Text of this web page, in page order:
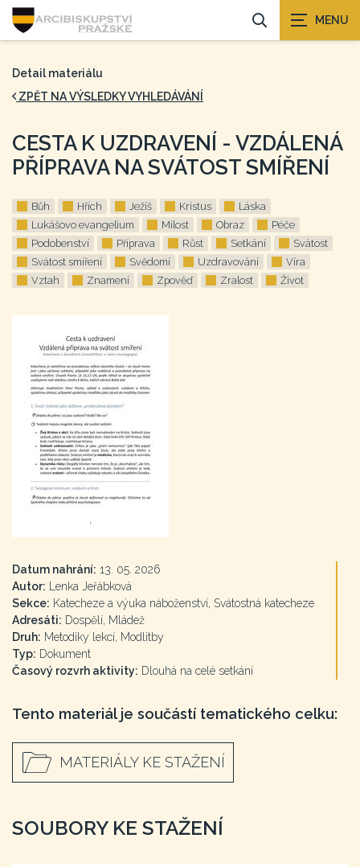
Detail materiálu
ZPĚT NA VÝSLEDKY VYHLEDÁVÁNÍ
CESTA K UZDRAVENÍ - VZDÁLENÁ
PŘÍPRAVA NA SVÁTOST SMÍŘENÍ
Bůh Hřích Ježíš Kristus
Láska
Lukášovo evangelium
Milost Obraz
Péče
Podobenství
Příprava Růst Setkání
Svátost
Svátost smíření
Svědomí Uzdravování
Víra
Vztah
Znamení Zpověď Zralost Život
Datum nahrání: 13. 05. 2026
Autor: Lenka Jeřábková
Sekce: Katecheze a výuka náboženství, Svátostná katecheze
Adresáti: Dospělí, Mládež
Druh: Metodiky lekcí, Modlitby
Typ: Dokument
Časový rozvrh aktivity: Dlouhá na celé setkání
Tento materiál je součástí tematického celku:
MATERIÁLY KE STAŽENÍ
SOUBORY KE STAŽENÍ